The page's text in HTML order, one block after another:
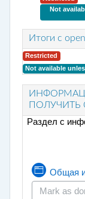
Not
Итоги с
Restricted
Not available
ПОЛУЧИТЬ
Раздел с
Общая
Mark as